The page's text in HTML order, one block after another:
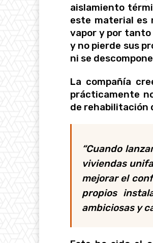
aislamiento
este material es
vapor y por tanto
y no pierde sus
ni se
La compañía
prácticamente
de rehabilitación
“Cuando
viviendas
mejorar el
propios
ambiciosas y